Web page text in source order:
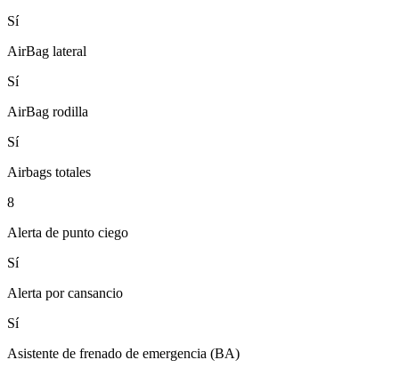
Sí
AirBag lateral
Sí
AirBag rodilla
Sí
Airbags totales
8
Alerta de punto ciego
Sí
Alerta por cansancio
Sí
Asistente de frenado de emergencia (BA)